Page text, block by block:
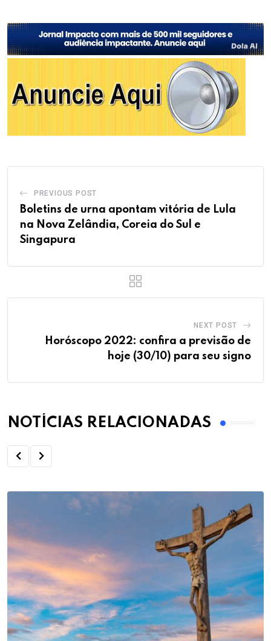
PREVIOUS POST
Boletins de urna apontam vitória de Lula
na Nova Zelândia, Coreia do Sul e
Singapura
NEXT POST
Horóscopo 2022: confira a previsão de
hoje (30/10) para seu signo
NOTÍCIAS RELACIONADAS